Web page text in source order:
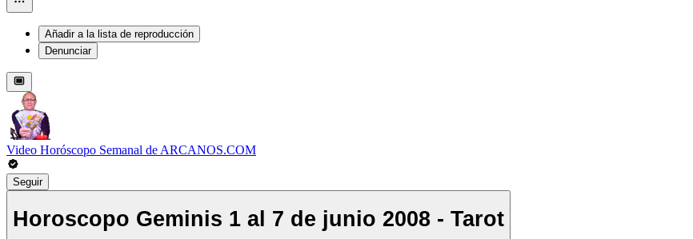
Añadir a la lista de reproducción
Denunciar
Video Horóscopo Semanal de ARCANOS.COM
Seguir
Horoscopo Geminis 1 al 7 de junio 2008 - Tarot